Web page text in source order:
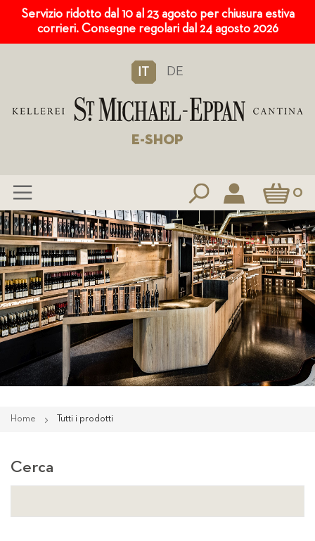
Servizio ridotto dal 10 al 23 agosto per chiusura estiva
corrieri. Consegne regolari dal 24 agosto 2026
IT DE
E-SHOP
Carrello0
Salta
al
contenuto
Home Tutti i prodotti
Cerca